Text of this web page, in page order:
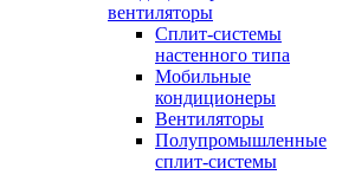
вентиляторы
Сплит-системы
настенного типа
Мобильные
кондиционеры
Вентиляторы
Полупромышленные
сплит-системы